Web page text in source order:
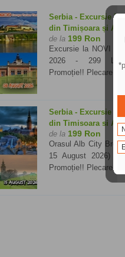
Serbia - Excursie
din Timișoara și
de la 199 Ron
Excursie la NOVI
2026 - 299 Lei
Promoție!! Plecare...
Serbia - Excursie
din Timisoara si
de la 199 Ron
Orasul Alb City
15 August 2026) -
Promoție!! Plecare...